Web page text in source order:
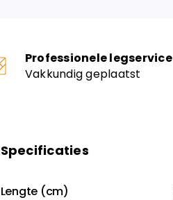
Professionele legservice
Vakkundig geplaatst
Specificaties
Lengte (cm)